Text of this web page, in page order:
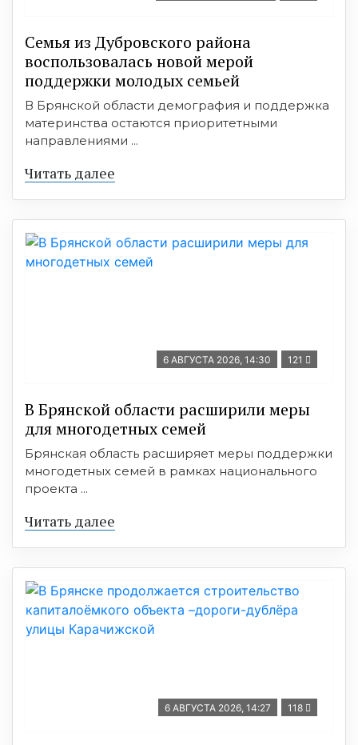
Семья из Дубровского района
воспользовалась новой мерой
поддержки молодых семьей
В Брянской области демография и поддержка
материнства остаются приоритетными
направлениями ...
Читать далее
6 АВГУСТА 2026, 14:30 121
В Брянской области расширили меры
для многодетных семей
Брянская область расширяет меры поддержки
многодетных семей в рамках национального
проекта ...
Читать далее
6 АВГУСТА 2026, 14:27 118